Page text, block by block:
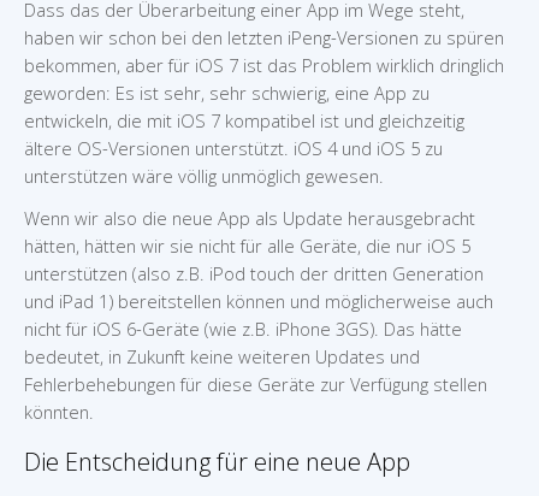
Dass das der Überarbeitung einer App im Wege steht,
haben wir schon bei den letzten iPeng-Versionen zu spüren
bekommen, aber für iOS 7 ist das Problem wirklich dringlich
geworden: Es ist sehr, sehr schwierig, eine App zu
entwickeln, die mit iOS 7 kompatibel ist und gleichzeitig
ältere OS-Versionen unterstützt. iOS 4 und iOS 5 zu
unterstützen wäre völlig unmöglich gewesen.
Wenn wir also die neue App als Update herausgebracht
hätten, hätten wir sie nicht für alle Geräte, die nur iOS 5
unterstützen (also z.B. iPod touch der dritten Generation
und iPad 1) bereitstellen können und möglicherweise auch
nicht für iOS 6-Geräte (wie z.B. iPhone 3GS). Das hätte
bedeutet, in Zukunft keine weiteren Updates und
Fehlerbehebungen für diese Geräte zur Verfügung stellen
könnten.
Die Entscheidung für eine neue App